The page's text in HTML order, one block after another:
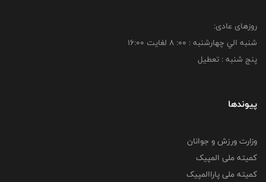
روزهای عادی:
شنبه الي چهارشنبه : 00: 8 لغايت 16:00
پنج شنبه : تعطیل
پیوندها
وزارت ورزش و جوانان
کمیته ملی المپیک
کمیته ملی پاراالمپیک